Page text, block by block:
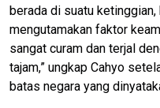
berada di suatu
mengutamakan faktor
sangat curam dan terjal
tajam,” ungkap Cahyo
batas negara yang